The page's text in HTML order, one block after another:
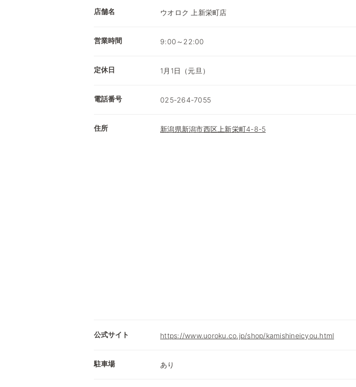
店舗名 ウオロク 上新栄町店
営業時間 9:00～22:00
定休日 1月1日（元旦）
電話番号 025-264-7055
住所 新潟県新潟市西区上新栄町4-8-5
公式サイト https://www.uoroku.co.jp/shop/kamishineicyou.html
駐車場 あり